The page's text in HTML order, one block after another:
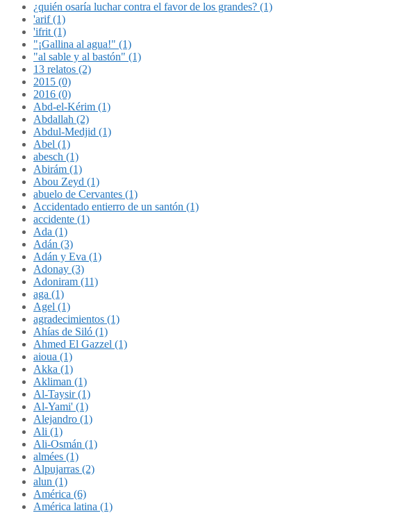
¿quién osaría luchar contra el favor de los grandes? (1)
'arif (1)
'ifrit (1)
"¡Gallina al agua!" (1)
"al sable y al bastón" (1)
13 relatos (2)
2015 (0)
2016 (0)
Abd-el-Kérim (1)
Abdallah (2)
Abdul-Medjid (1)
Abel (1)
abesch (1)
Abirám (1)
Abou Zeyd (1)
abuelo de Cervantes (1)
Accidentado entierro de un santón (1)
accidente (1)
Ada (1)
Adán (3)
Adán y Eva (1)
Adonay (3)
Adoniram (11)
aga (1)
Agel (1)
agradecimientos (1)
Ahías de Siló (1)
Ahmed El Gazzel (1)
aioua (1)
Akka (1)
Akliman (1)
Al-Taysir (1)
Al-Yami' (1)
Alejandro (1)
Ali (1)
Ali-Osmán (1)
almées (1)
Alpujarras (2)
alun (1)
América (6)
América latina (1)